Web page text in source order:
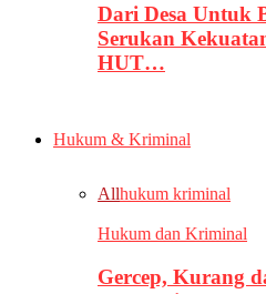
Dari Desa Untuk
Serukan
HUT…
Hukum & Kriminal
Allhukum kriminal
Hukum dan Kriminal
Gercep, Kurang